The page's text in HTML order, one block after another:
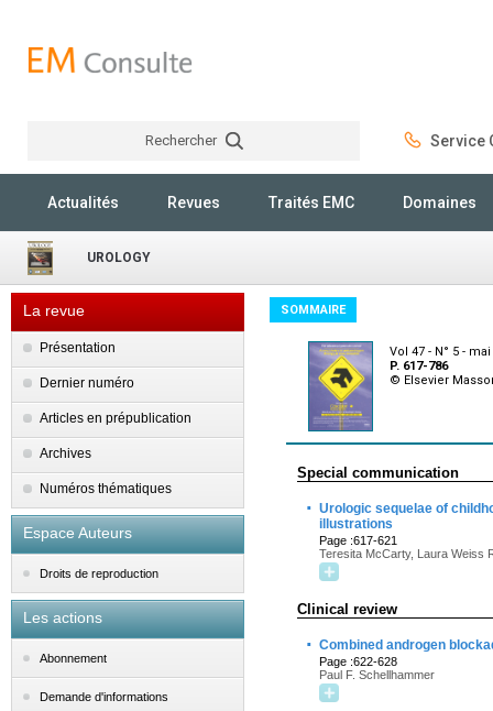
Rechercher Service
Actualités Revues Traités EMC Domaines
UROLOGY
La revue
Présentation
Dernier numéro
Articles en prépublication
Archives
Numéros thématiques
Espace Auteurs
Droits de reproduction
Les actions
Abonnement
Demande d'informations
SOMMAIRE
Vol 47 - N° 5 - mai
P. 617-786
© Elsevier
Special communication
· Urologic sequelae of
illustrations
Page :617-621
Teresita McCarty, Laura Weiss
Clinical review
· Combined androgen
Page :622-628
Paul F. Schellhammer